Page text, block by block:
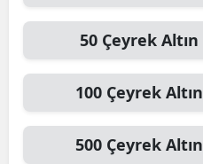
50 Çeyrek Altın
100 Çeyrek Altın
500 Çeyrek Altın